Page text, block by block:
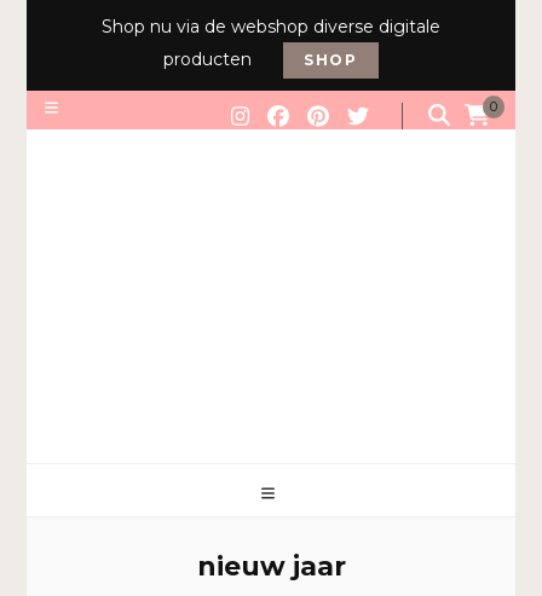
Shop nu via de webshop diverse digitale
producten
SHOP
0
nieuw jaar